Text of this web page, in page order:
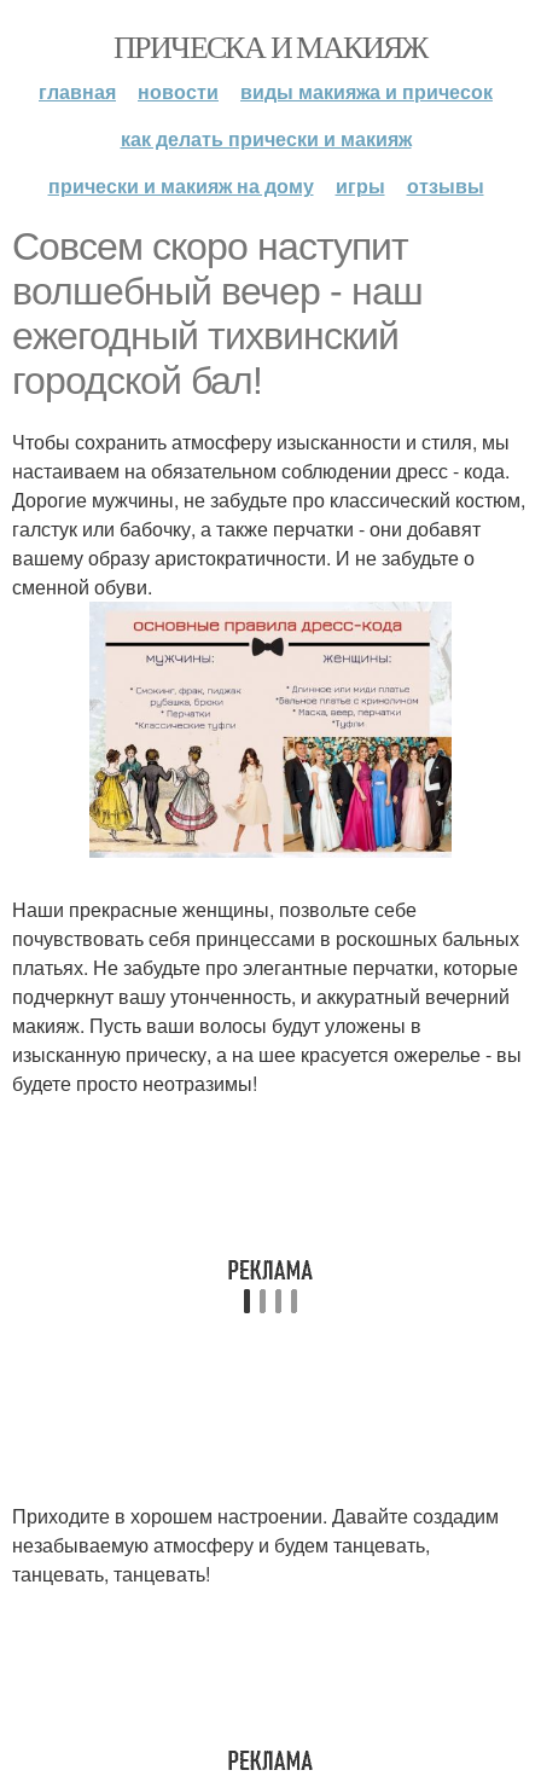
ПРИЧЕСКА И МАКИЯЖ
главная новости
виды макияжа и причесок
как делать прически и макияж
прически и макияж на дому
игры отзывы
Совсем скоро наступит
волшебный вечер - наш
ежегодный тихвинский
городской бал!
Чтобы сохранить атмосферу изысканности и стиля, мы
настаиваем на обязательном соблюдении дресс - кода.
Дорогие мужчины, не забудьте про классический костюм,
галстук или бабочку, а также перчатки - они добавят
вашему образу аристократичности. И не забудьте о
сменной обуви.
Наши прекрасные женщины, позвольте себе
почувствовать себя принцессами в роскошных бальных
платьях. Не забудьте про элегантные перчатки, которые
подчеркнут вашу утонченность, и аккуратный вечерний
макияж. Пусть ваши волосы будут уложены в
изысканную прическу, а на шее красуется ожерелье - вы
будете просто неотразимы!
Приходите в хорошем настроении. Давайте создадим
незабываемую атмосферу и будем танцевать,
танцевать, танцевать!